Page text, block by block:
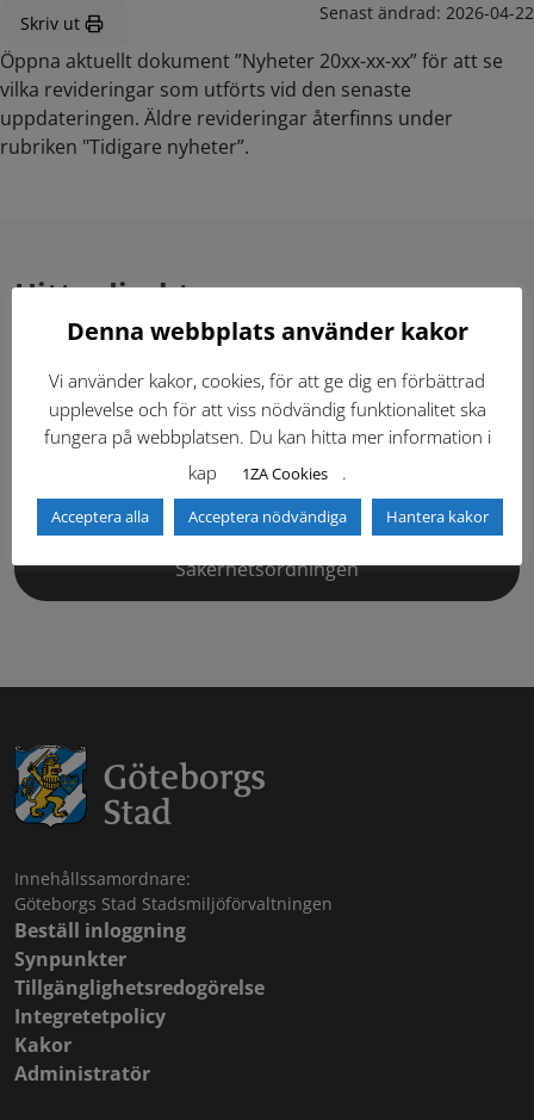
Skriv ut Senast ändrad: 2026-04-22
Öppna aktuellt dokument ”Nyheter 20xx-xx-xx” för att se
vilka revideringar som utförts vid den senaste
uppdateringen. Äldre revideringar återfinns under
rubriken "Tidigare nyheter”.
Hitta direkt
Gällande standardritningar (Dwg och pdf)
Dokumentbibliotek Kontaktlista
Tidigare versioner Nyheter
Säkerhetsordningen
Innehållssamordnare:
Göteborgs Stad Stadsmiljöförvaltningen
Beställ inloggning
Synpunkter
Tillgänglighetsredogörelse
Integretetpolicy
Kakor
Administratör
Denna webbplats använder kakor
Vi använder kakor, cookies, för att ge dig en förbättrad
upplevelse och för att viss nödvändig funktionalitet ska
fungera på webbplatsen. Du kan hitta mer information i
kap
1ZA Cookies .
Acceptera alla Acceptera nödvändiga Hantera kakor